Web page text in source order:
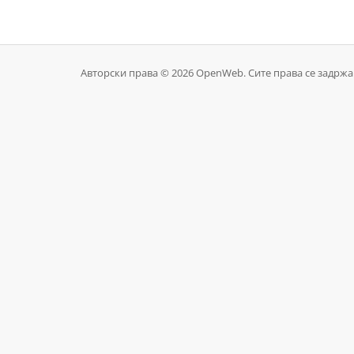
Авторски права © 2026 OpenWeb. Сите права се